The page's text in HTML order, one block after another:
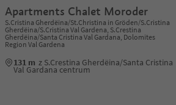
Apartments Chalet Moroder
S.Cristina Gherdëina/St.Christina in Gröden/S.Cristina
Gherdëina/S.Cristina Val Gardena, S.Crestina
Gherdëina/Santa Cristina Val Gardana, Dolomites
Region Val Gardena
131 m z S.Crestina Gherdëina/Santa Cristina
Val Gardana centrum